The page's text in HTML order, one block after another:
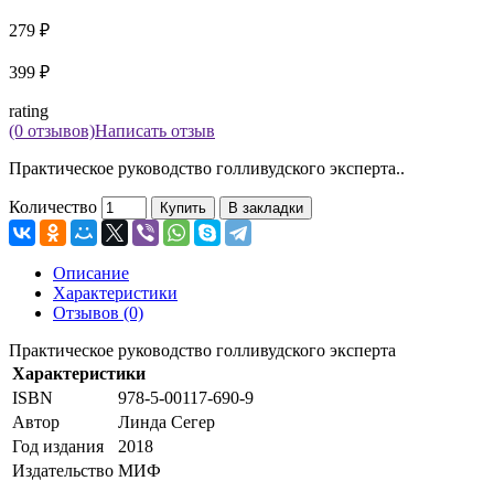
279 ₽
399 ₽
rating
(0 отзывов)Написать отзыв
Практическое руководство голливудского эксперта..
Количество Купить В закладки
Описание
Характеристики
Отзывов (0)
Практическое руководство голливудского эксперта
Характеристики
ISBN
978-5-00117-690-9
Автор
Линда Сегер
Год издания
2018
Издательство МИФ